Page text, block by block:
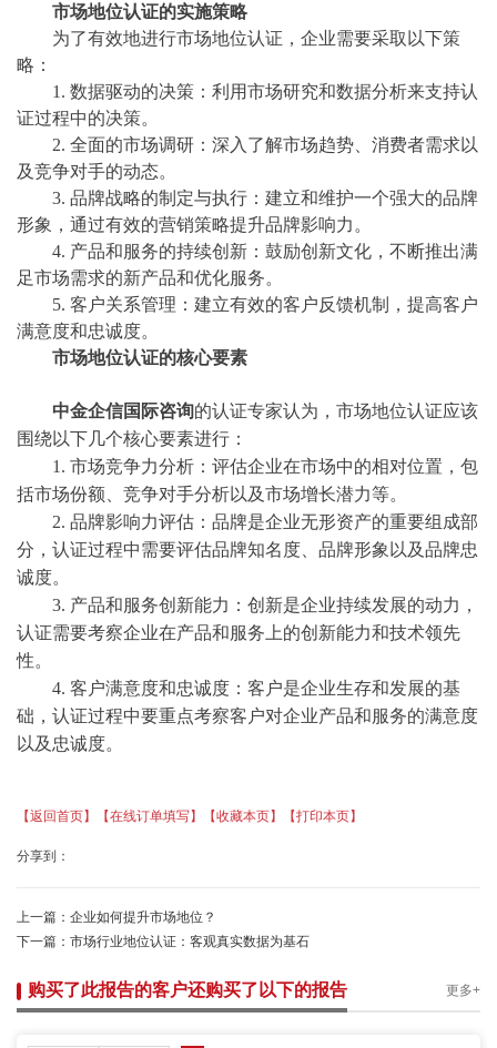
市场地位认证的实施策略
为了有效地进行市场地位认证，企业需要采取以下策
略：
1. 数据驱动的决策：利用市场研究和数据分析来支持认
证过程中的决策。
2. 全面的市场调研：深入了解市场趋势、消费者需求以
及竞争对手的动态。
3. 品牌战略的制定与执行：建立和维护一个强大的品牌
形象，通过有效的营销策略提升品牌影响力。
4. 产品和服务的持续创新：鼓励创新文化，不断推出满
足市场需求的新产品和优化服务。
5. 客户关系管理：建立有效的客户反馈机制，提高客户
满意度和忠诚度。
市场地位认证的核心要素
中金企信国际咨询的认证专家认为，市场地位认证应该
围绕以下几个核心要素进行：
1. 市场竞争力分析：评估企业在市场中的相对位置，包
括市场份额、竞争对手分析以及市场增长潜力等。
2. 品牌影响力评估：品牌是企业无形资产的重要组成部
分，认证过程中需要评估品牌知名度、品牌形象以及品牌忠
诚度。
3. 产品和服务创新能力：创新是企业持续发展的动力，
认证需要考察企业在产品和服务上的创新能力和技术领先
性。
4. 客户满意度和忠诚度：客户是企业生存和发展的基
础，认证过程中要重点考察客户对企业产品和服务的满意度
以及忠诚度。
【返回首页】 【在线订单填写】 【收藏本页】 【打印本页】
分享到：
上一篇： 企业如何提升市场地位？
下一篇： 市场行业地位认证：客观真实数据为基石
购买了此报告的客户还购买了以下的报告 更多+